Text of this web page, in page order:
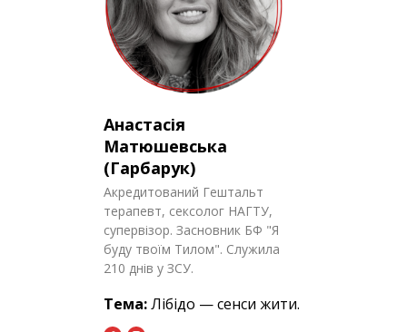
Анастасія
Матюшевська
(Гарбарук)
Акредитований Гештальт
терапевт, сексолог НАГТУ,
супервізор. Засновник БФ "Я
буду твоїм Тилом". Служила
210 днів у ЗСУ.
Тема:Лібідо — сенси жити.